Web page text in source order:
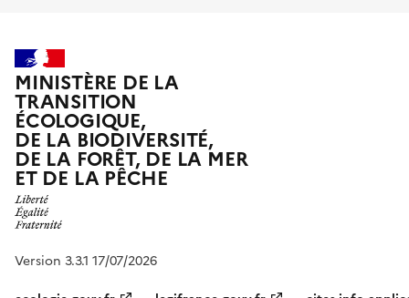
MINISTÈRE DE LA
TRANSITION
ÉCOLOGIQUE,
DE LA BIODIVERSITÉ,
DE LA FORÊT, DE LA MER
ET DE LA PÊCHE
Version 3.3.1 17/07/2026